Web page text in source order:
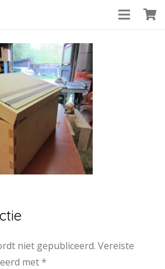
niet gepubliceerd. Vereiste
met*